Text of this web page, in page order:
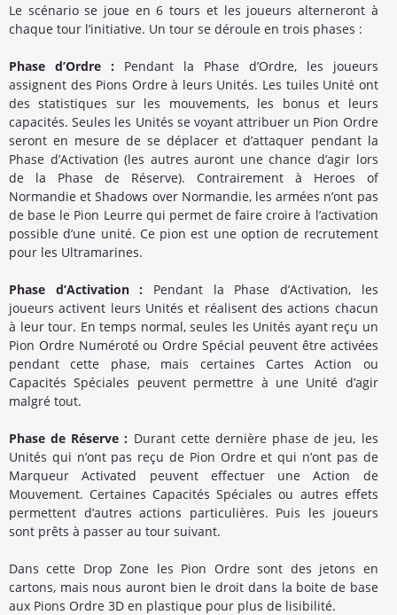
Le scénario se joue en 6 tours et les joueurs alterneront à
chaque tour l’initiative. Un tour se déroule en trois phases :
Phase d’Ordre : Pendant la Phase d’Ordre, les joueurs
assignent des Pions Ordre à leurs Unités. Les tuiles Unité ont
des statistiques sur les mouvements, les bonus et leurs
capacités. Seules les Unités se voyant attribuer un Pion Ordre
seront en mesure de se déplacer et d’attaquer pendant la
Phase d’Activation (les autres auront une chance d’agir lors
de la Phase de Réserve). Contrairement à Heroes of
Normandie et Shadows over Normandie, les armées n’ont pas
de base le Pion Leurre qui permet de faire croire à l’activation
possible d’une unité. Ce pion est une option de recrutement
pour les Ultramarines.
Phase d’Activation : Pendant la Phase d’Activation, les
joueurs activent leurs Unités et réalisent des actions chacun
à leur tour. En temps normal, seules les Unités ayant reçu un
Pion Ordre Numéroté ou Ordre Spécial peuvent être activées
pendant cette phase, mais certaines Cartes Action ou
Capacités Spéciales peuvent permettre à une Unité d’agir
malgré tout.
Phase de Réserve : Durant cette dernière phase de jeu, les
Unités qui n’ont pas reçu de Pion Ordre et qui n’ont pas de
Marqueur Activated peuvent effectuer une Action de
Mouvement. Certaines Capacités Spéciales ou autres effets
permettent d’autres actions particulières. Puis les joueurs
sont prêts à passer au tour suivant.
Dans cette Drop Zone les Pion Ordre sont des jetons en
cartons, mais nous auront bien le droit dans la boite de base
aux Pions Ordre 3D en plastique pour plus de lisibilité.